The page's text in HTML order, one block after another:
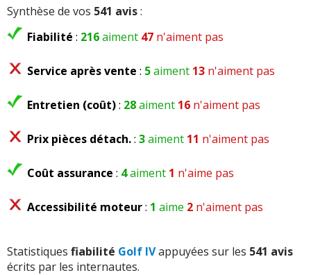
Synthèse de vos 541 avis:
Fiabilité : 216aiment 47 n'aiment pas
Service après vente : 5aiment 13 n'aiment pas
Entretien (coût): 28aiment 16 n'aiment pas
Prix pièces détach.: 3aiment 11 n'aiment pas
Coût assurance : 4aiment 1 n'aime pas
Accessibilité moteur: 1 aime 2 n'aiment pas
Statistiques fiabilité Golf IVappuyées sur les 541 avis
écrits par les internautes.